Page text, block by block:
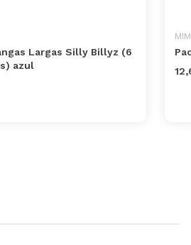
Largas Silly Billyz (6
azul